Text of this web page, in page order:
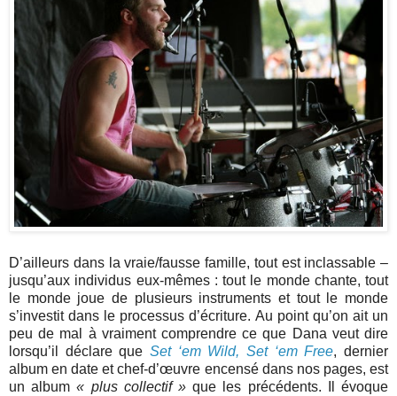
D’ailleurs dans la vraie/fausse famille, tout est inclassable –
jusqu’aux individus eux-mêmes : tout le monde chante, tout
le monde joue de plusieurs instruments et tout le monde
s’investit dans le processus d’écriture. Au point qu’on ait un
peu de mal à vraiment comprendre ce que Dana veut dire
lorsqu’il déclare que Set ‘em Wild, Set ‘em Free, dernier
album en date et chef-d’œuvre encensé dans nos pages, est
un album« plus collectif » que les précédents. Il évoque